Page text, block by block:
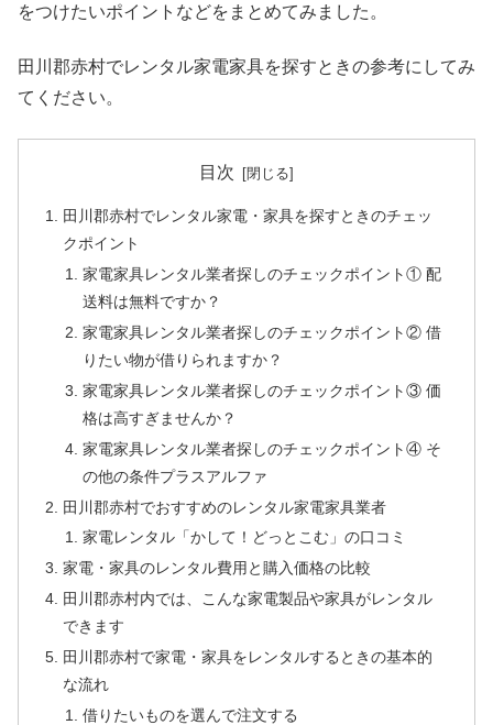
をつけたいポイントなどをまとめてみました。
田川郡赤村でレンタル家電家具を探すときの参考にしてみ
てください。
目次
田川郡赤村でレンタル家電・家具を探すときのチェッ
クポイント
家電家具レンタル業者探しのチェックポイント① 配
送料は無料ですか？
家電家具レンタル業者探しのチェックポイント② 借
りたい物が借りられますか？
家電家具レンタル業者探しのチェックポイント③ 価
格は高すぎませんか？
家電家具レンタル業者探しのチェックポイント④ そ
の他の条件プラスアルファ
田川郡赤村でおすすめのレンタル家電家具業者
家電レンタル「かして！どっとこむ」の口コミ
家電・家具のレンタル費用と購入価格の比較
田川郡赤村内では、こんな家電製品や家具がレンタル
できます
田川郡赤村で家電・家具をレンタルするときの基本的
な流れ
借りたいものを選んで注文する